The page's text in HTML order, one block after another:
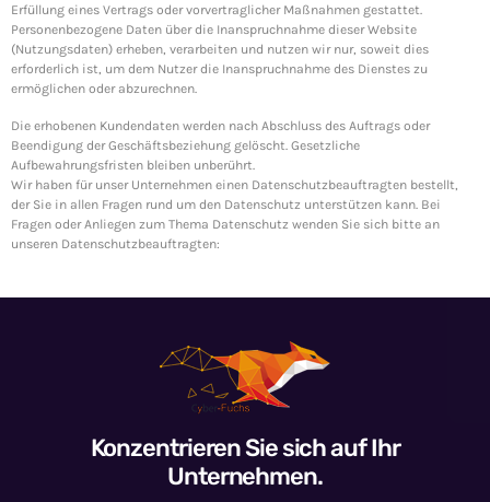
Erfüllung eines Vertrags oder vorvertraglicher Maßnahmen gestattet.
Personenbezogene Daten über die Inanspruchnahme dieser Website
(Nutzungsdaten) erheben, verarbeiten und nutzen wir nur, soweit dies
erforderlich ist, um dem Nutzer die Inanspruchnahme des Dienstes zu
ermöglichen oder abzurechnen.
Die erhobenen Kundendaten werden nach Abschluss des Auftrags oder
Beendigung der Geschäftsbeziehung gelöscht. Gesetzliche
Aufbewahrungsfristen bleiben unberührt.
Wir haben für unser Unternehmen einen Datenschutzbeauftragten bestellt,
der Sie in allen Fragen rund um den Datenschutz unterstützen kann. Bei
Fragen oder Anliegen zum Thema Datenschutz wenden Sie sich bitte an
unseren Datenschutzbeauftragten:
Konzentrieren Sie sich auf Ihr
Unternehmen.